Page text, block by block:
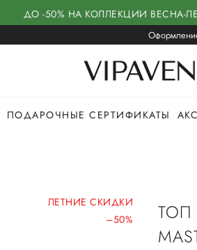
ДО -50% НА КОЛЛЕКЦИИ ВЕСНА-
ПОДАРОЧНЫЕ СЕРТИФИКАТЫ
ЛЕТНИЕ СКИДКИ
–50%